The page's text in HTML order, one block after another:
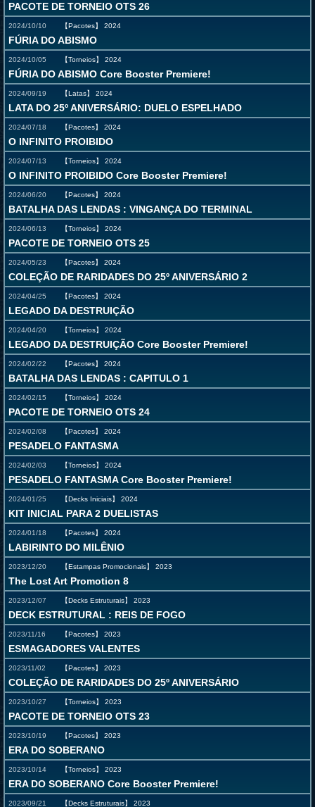
PACOTE DE TORNEIO OTS 26
2024/10/10 【Pacotes】 2024
FÚRIA DO ABISMO
2024/10/05 【Torneios】 2024
FÚRIA DO ABISMO Core Booster Premiere!
2024/09/19 【Latas】 2024
LATA DO 25º ANIVERSÁRIO: DUELO ESPELHADO
2024/07/18 【Pacotes】 2024
O INFINITO PROIBIDO
2024/07/13 【Torneios】 2024
O INFINITO PROIBIDO Core Booster Premiere!
2024/06/20 【Pacotes】 2024
BATALHA DAS LENDAS : VINGANÇA DO TERMINAL
2024/06/13 【Torneios】 2024
PACOTE DE TORNEIO OTS 25
2024/05/23 【Pacotes】 2024
COLEÇÃO DE RARIDADES DO 25º ANIVERSÁRIO 2
2024/04/25 【Pacotes】 2024
LEGADO DA DESTRUIÇÃO
2024/04/20 【Torneios】 2024
LEGADO DA DESTRUIÇÃO Core Booster Premiere!
2024/02/22 【Pacotes】 2024
BATALHA DAS LENDAS : CAPITULO 1
2024/02/15 【Torneios】 2024
PACOTE DE TORNEIO OTS 24
2024/02/08 【Pacotes】 2024
PESADELO FANTASMA
2024/02/03 【Torneios】 2024
PESADELO FANTASMA Core Booster Premiere!
2024/01/25 【Decks Iniciais】 2024
KIT INICIAL PARA 2 DUELISTAS
2024/01/18 【Pacotes】 2024
LABIRINTO DO MILÊNIO
2023/12/20 【Estampas Promocionais】 2023
The Lost Art Promotion 8
2023/12/07 【Decks Estruturais】 2023
DECK ESTRUTURAL : REIS DE FOGO
2023/11/16 【Pacotes】 2023
ESMAGADORES VALENTES
2023/11/02 【Pacotes】 2023
COLEÇÃO DE RARIDADES DO 25º ANIVERSÁRIO
2023/10/27 【Torneios】 2023
PACOTE DE TORNEIO OTS 23
2023/10/19 【Pacotes】 2023
ERA DO SOBERANO
2023/10/14 【Torneios】 2023
ERA DO SOBERANO Core Booster Premiere!
2023/09/21 【Decks Estruturais】 2023